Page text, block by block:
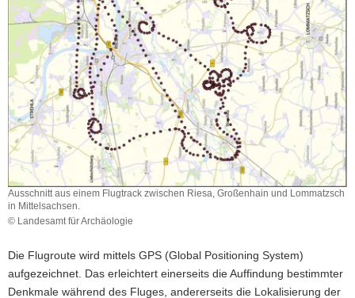
Ausschnitt aus einem Flugtrack zwischen Riesa, Großenhain und Lommatzsch
in Mittelsachsen.
© Landesamt für Archäologie
aus
Flugtrack
zwischen
Die Flugroute wird mittels GPS (Global Positioning System)
aufgezeichnet. Das erleichtert einerseits die Auffindung bestimmter
Denkmale während des Fluges, andererseits die Lokalisierung der